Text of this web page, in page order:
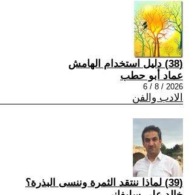
(38) دليل استخدام الهامش
عماد أبو حطب
2026 / 8 / 6
الادب والفن
(39) لماذا ننتقد الثمرة وننسى البذرة؟